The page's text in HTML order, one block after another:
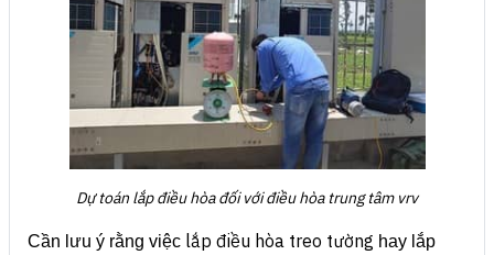
Dự toán lắp điều hòa đối với điều hòa trung tâm vrv
Cần lưu ý rằng việc lắp điều hòa treo tường hay lắp